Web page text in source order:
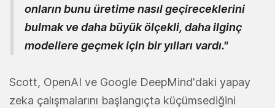
onların bunu üretime nasıl geçireceklerini
bulmak ve daha büyük ölçekli, daha ilginç
modellere geçmek için bir yılları vardı."
Scott, OpenAI ve Google DeepMind'daki yapay
zeka çalışmalarını başlangıçta küçümsediğini